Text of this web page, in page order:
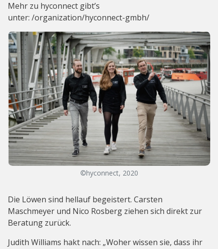
Mehr zu hyconnect gibt’s
unter: /organization/hyconnect-gmbh/
©hyconnect, 2020
Die Löwen sind hellauf begeistert. Carsten
Maschmeyer und Nico Rosberg ziehen sich direkt zur
Beratung zurück.
Judith Williams hakt nach: „Woher wissen sie, dass ihr